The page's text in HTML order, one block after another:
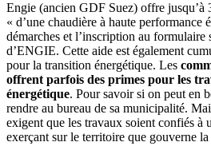
Engie (ancien GDF Suez) offre jusqu’à
« d’une chaudière à haute performance
démarches et l’inscription au formulaire
d’ENGIE. Cette aide est également
pour la transition énergétique. Les
offrent parfois des primes pour les
énergétique. Pour savoir si on peut en
rendre au bureau de sa municipalité.
exigent que les travaux soient confiés à
exerçant sur le territoire que gouverne